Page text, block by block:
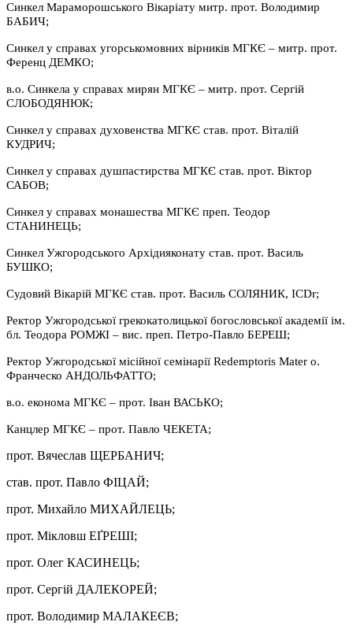
Синкел Мараморошського Вікаріату митр. прот. Володимир
БАБИЧ;
Синкел у справах угорськомовних вірників МГКЄ – митр. прот.
Ференц ДЕМКО;
в.о. Синкела у справах мирян МГКЄ – митр. прот. Сергій
СЛОБОДЯНЮК;
Синкел у справах духовенства МГКЄ став. прот. Віталій
КУДРИЧ;
Синкел у справах душпастирства МГКЄ став. прот. Віктор
САБОВ;
Синкел у справах монашества МГКЄ преп. Теодор
СТАНИНЕЦЬ;
Синкел Ужгородського Архідияконату став. прот. Василь
БУШКО;
Судовий Вікарій МГКЄ став. прот. Василь СОЛЯНИК, ICDr;
Ректор Ужгородської грекокатолицької богословської академії ім.
бл. Теодора РОМЖІ – вис. преп. Петро-Павло БЕРЕШ;
Ректор Ужгородської місійної семінарії Redemptorіs Mater о.
Франческо АНДОЛЬФАТТО;
в.о. економа МГКЄ – прот. Іван ВАСЬКО;
Канцлер МГКЄ – прот. Павло ЧЕКЕТА;
прот. Вячеслав ЩЕРБАНИЧ;
став. прот. Павло ФІЦАЙ;
прот. Михайло МИХАЙЛЕЦЬ;
прот. Мікловш ЕҐРЕШІ;
прот. Олег КАСИНЕЦЬ;
прот. Сергій ДАЛЕКОРЕЙ;
прот. Володимир МАЛАКЕЄВ;